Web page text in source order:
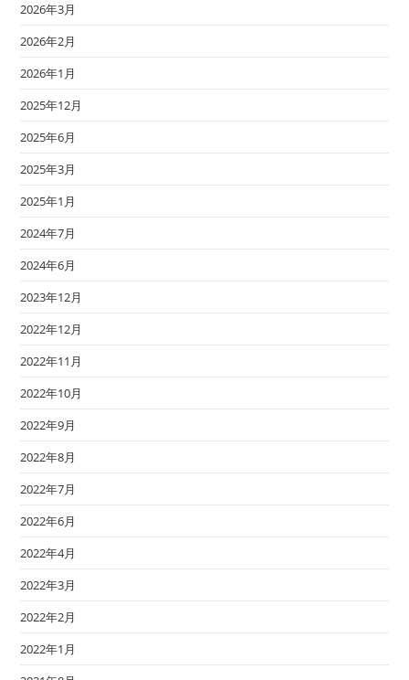
2026年3月
2026年2月
2026年1月
2025年12月
2025年6月
2025年3月
2025年1月
2024年7月
2024年6月
2023年12月
2022年12月
2022年11月
2022年10月
2022年9月
2022年8月
2022年7月
2022年6月
2022年4月
2022年3月
2022年2月
2022年1月